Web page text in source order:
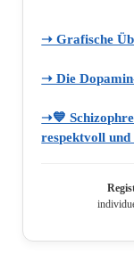
➝ Grafische
➝ Die
➝💙
respektvoll